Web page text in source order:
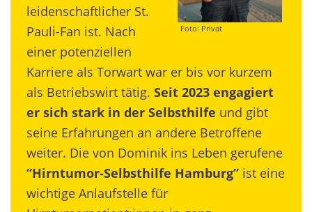
Foto: Privat
leidenschaftlicher St.
Pauli-Fan ist. Nach
einer potenziellen
Karriere als Torwart war er bis vor kurzem
als Betriebswirt tätig. Seit 2023 engagiert
er sich stark in der Selbsthilfe und gibt
seine Erfahrungen an andere Betroffene
weiter. Die von Dominik ins Leben gerufene
“Hirntumor-Selbsthilfe Hamburg” ist eine
wichtige Anlaufstelle für